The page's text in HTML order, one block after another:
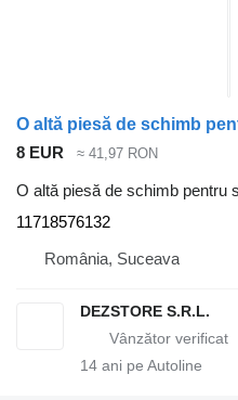
8 EUR ≈ 41,97 RON
O altă piesă de schimb pentru
11718576132
România, Suceava
DEZSTORE S.R.L.
14 ani pe Autoline